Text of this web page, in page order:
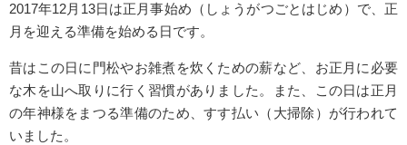
2017年12月13日は正月事始め（しょうがつごとはじめ）で、正
月を迎える準備を始める日です。
昔はこの日に門松やお雑煮を炊くための薪など、お正月に必要
な木を山へ取りに行く習慣がありました。また、この日は正月
の年神様をまつる準備のため、すす払い（大掃除）が行われて
いました。